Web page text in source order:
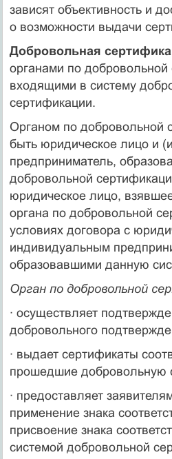
зависят объективность и
о возможности выдачи
Добровольная
органами по добровольной
входящими в систему
сертификации.
Органом по добровольной
быть юридическое лицо и
предприниматель,
добровольной
юридическое лицо,
органа по добровольной
условиях договора с
индивидуальным
образовавшими данную
Орган по добровольной
· осуществляет
добровольного
· выдает сертификаты
прошедшие добровольную
· предоставляет
применение знака
присвоение знака
системой добровольной